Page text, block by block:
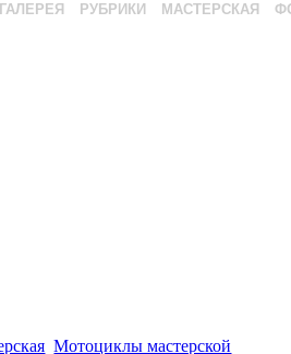
ГАЛЕРЕЯ РУБРИКИ МАСТЕРСКАЯ
Мотоциклы мастерской